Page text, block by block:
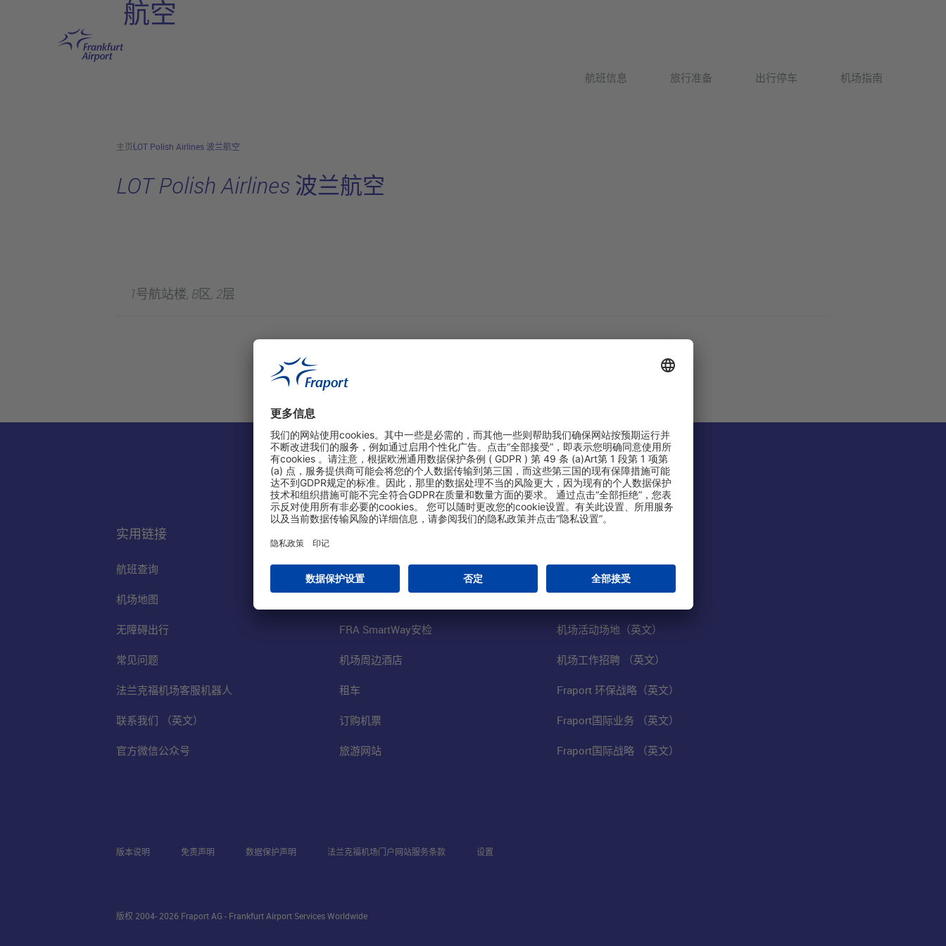
航班信息 旅行准备 出行停车 机场指南
航空
主页LOT Polish Airlines 波兰航空
LOT Polish Airlines 波兰航空
1号航站楼, B区, 2层
实用链接
航班查询
机场地图
无障碍出行
常见问题
法兰克福机场客服机器人
联系我们 （英文）
官方微信公众号
航站楼停车（英文网站）
FRA SmartWay安检
机场周边酒店
租车
订购机票
旅游网站
法兰克福机场股份有限公司
机场活动场地（英文）
机场工作招聘 （英文）
Fraport 环保战略（英文）
Fraport国际业务 （英文）
Fraport国际战略 （英文）
版本说明 免责声明 数据保护声明 法兰克福机场门户网站服务条款 设置
版权 2004- 2026 Fraport AG - Frankfurt Airport Services Worldwide